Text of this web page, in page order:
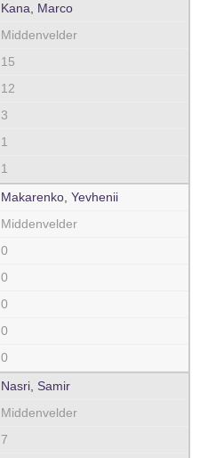
Kana, Marco
Middenvelder
15
12
3
1
1
Makarenko, Yevhenii
Middenvelder
0
0
0
0
0
Nasri, Samir
Middenvelder
7